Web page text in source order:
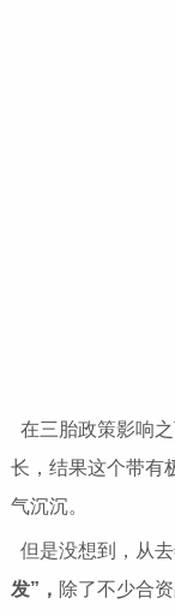
在三胎政策影响
长，结果这个带有
气沉沉。
但是没想到，从去
发”， 除了不少合